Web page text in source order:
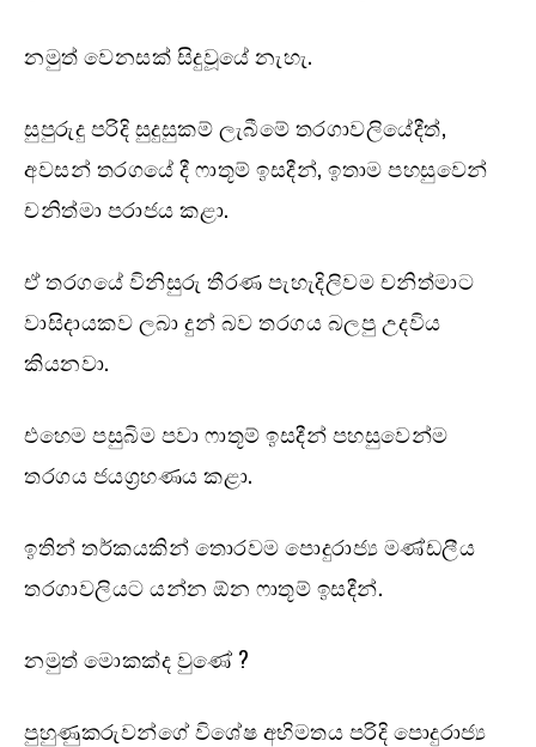
නමුත් වෙනසක් සිදුවූයේ නැහැ.
සුපුරුදු පරිදි සුදුසුකම් ලැබීමේ තරගාවලියේදීත්,
අවසන් තරගයේ දී ෆාතූම් ඉසදීන්, ඉතාම පහසුවෙන්
චනිත්මා පරාජය කළා.
ඒ තරගයේ විනිසුරු තීරණ පැහැදිලිවම චනිත්මාට
වාසිදායකව ලබා දුන් බව තරගය බලපු උදවිය
කියනවා.
එහෙම පසුබිම පවා ෆාතූම් ඉසදීන් පහසුවෙන්ම
තරගය ජයග්‍රහණය කළා.
ඉතින් තර්කයකින් තොරවම පොදුරාජ්‍ය මණ්ඩලීය
තරගාවලියට යන්න ඕන ෆාතූම් ඉසදීන්.
නමුත් මොකක්ද වුණේ ?
පුහුණුකරුවන්ගේ විශේෂ අභිමතය පරිදි පොදුරාජ්‍ය